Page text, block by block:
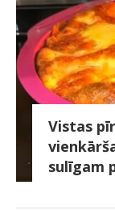
Vistas
sulīgam